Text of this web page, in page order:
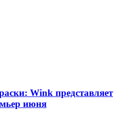
Wink представляет
июня